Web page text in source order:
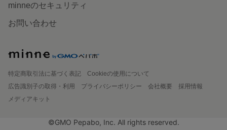
minneのセキュリティ
お問い合わせ
特定商取引法に基づく表記
Cookieの使用について
広告識別子の取得・利用
プライバシーポリシー 会社概要
採用情報
メディアキット
©GMO Pepabo, Inc. All rights reserved.